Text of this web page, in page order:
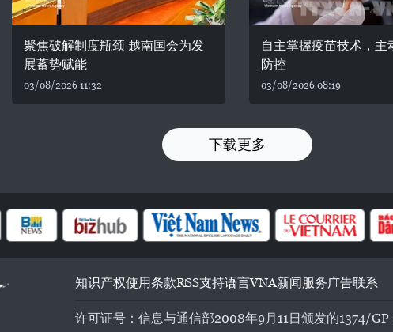
聚焦破解制度瓶颈 越南国会为发
展蓄势赋能
03/08/2026 11:32
自主掌握疫苗技术，主
防控
03/08/2026 08:19
下载更多
知识产权使用条款RSS支持语言VNA新闻服务广告联系
许可证号：信息与通信部2008年9月11日颁发的1374/GP-